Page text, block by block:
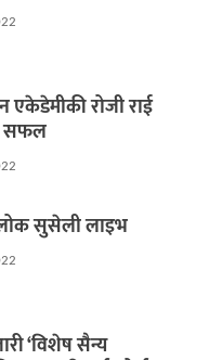
एकेडेमीकी रोजी राई
सफल
लोक सुसेली लाइभ
‘विशेष सैन्य